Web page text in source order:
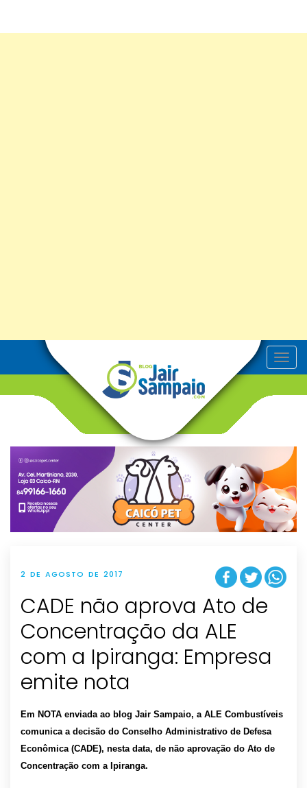
T
o
v
g
t
i
o
n
2 DE AGOSTO DE 2017
CADE não aprova Ato de
Concentração da ALE
com a Ipiranga: Empresa
emite nota
Em NOTA enviada ao blog Jair Sampaio, a ALE Combustíveis
comunica a decisão do Conselho Administrativo de Defesa
Econômica (CADE), nesta data, de não aprovação do Ato de
Concentração com a Ipiranga.